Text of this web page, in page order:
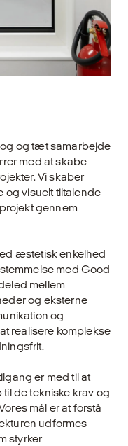
og tæt samarbejde
med at skabe
Vi skaber
og visuelt tiltalende
gennem
æstetisk enkelhed
med Good
mellem
og eksterne
og
realisere komplekse
er med til at
de tekniske krav og
mål er at forstå
udformes
styrker